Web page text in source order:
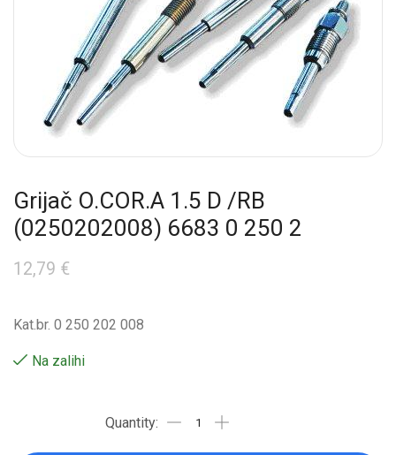
Grijač O.COR.A 1.5 D /RB
(0250202008) 6683 0 250 2
12,79 €
Kat.br. 0 250 202 008
Na zalihi